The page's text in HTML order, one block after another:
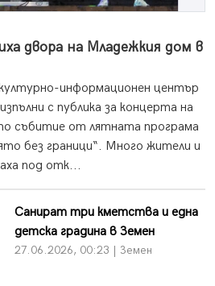
двора на Младежкия дом в
информационен център
с публика за концерта на
събитие от лятната програма
без граници“. Много жители и
под отк...
Санират три кметства и една
детска градина в Земен
27.06.2026, 00:23 | Земен